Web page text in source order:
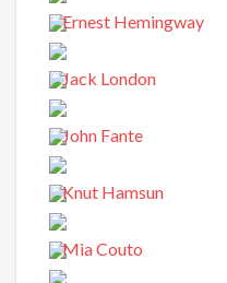
Ernest Hemingway
Jack London
John Fante
Knut Hamsun
Mia Couto